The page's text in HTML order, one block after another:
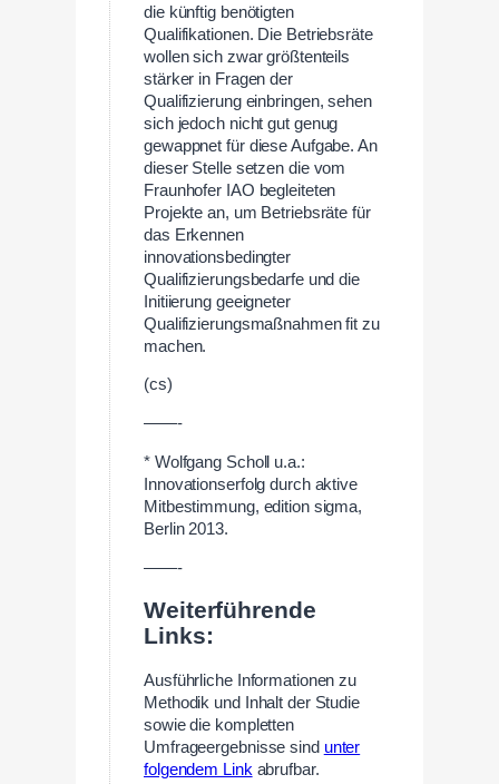
die künftig benötigten
Qualifikationen. Die Betriebsräte
wollen sich zwar größtenteils
stärker in Fragen der
Qualifizierung einbringen, sehen
sich jedoch nicht gut genug
gewappnet für diese Aufgabe. An
dieser Stelle setzen die vom
Fraunhofer IAO begleiteten
Projekte an, um Betriebsräte für
das Erkennen
innovationsbedingter
Qualifizierungsbedarfe und die
Initiierung geeigneter
Qualifizierungsmaßnahmen fit zu
machen.
(cs)
——-
* Wolfgang Scholl u.a.:
Innovationserfolg durch aktive
Mitbestimmung, edition sigma,
Berlin 2013.
——-
Weiterführende
Links:
Ausführliche Informationen zu
Methodik und Inhalt der Studie
sowie die kompletten
Umfrageergebnisse sind unter
folgendem Link abrufbar.